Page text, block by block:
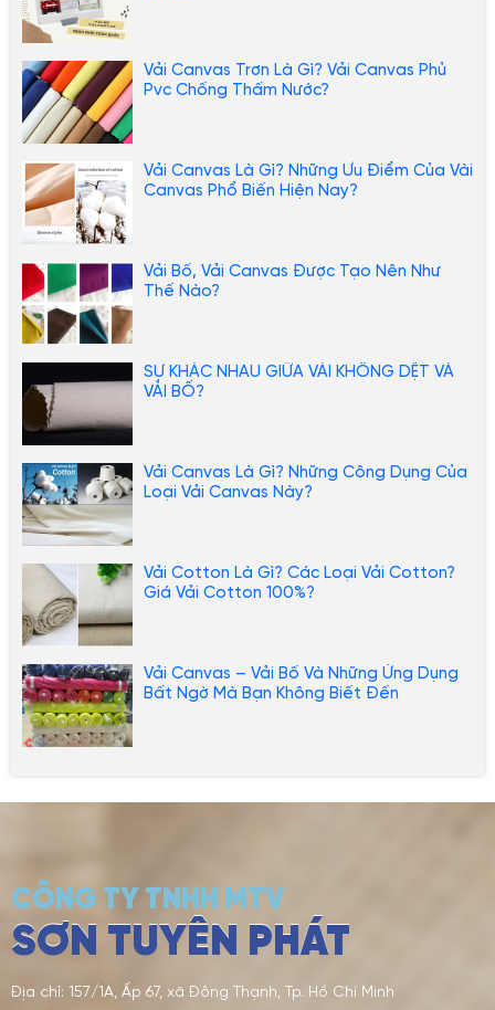
Vải Canvas Trơn Là Gì? Vải Canvas Phủ
Pvc Chống Thấm Nước?
Vải Canvas Là Gì? Những Ưu Điểm Của Vài
Canvas Phổ Biến Hiện Nay?
Vải Bố, Vải Canvas Được Tạo Nên Như
Thế Nào?
SỰ KHÁC NHAU GIỮA VẢI KHÔNG DỆT VÀ
VẢI BỐ?
Vải Canvas Là Gì? Những Công Dụng Của
Loại Vải Canvas Này?
Vải Cotton Là Gì? Các Loại Vải Cotton?
Giá Vải Cotton 100%?
Vải Canvas – Vải Bố Và Những Ứng Dụng
Bất Ngờ Mà Bạn Không Biết Đến
CÔNG TY TNHH MTV
SƠN TUYÊN PHÁT
Địa chỉ: 157/1A, Ấp 67, xã Đông Thạnh, Tp. Hồ Chí Minh